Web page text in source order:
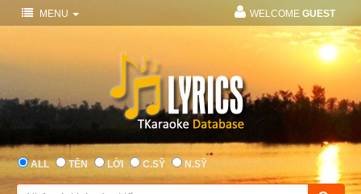
MENU WELCOME GUEST
ALL TÊN LỜI C.SỸ N.SỸ